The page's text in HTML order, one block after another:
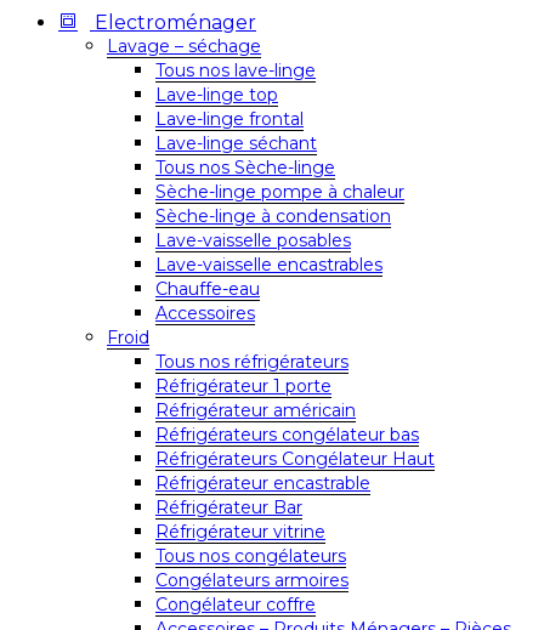
Electroménager
Lavage – séchage
Tous nos lave-linge
Lave-linge top
Lave-linge frontal
Lave-linge séchant
Tous nos Sèche-linge
Sèche-linge pompe à chaleur
Sèche-linge à condensation
Lave-vaisselle posables
Lave-vaisselle encastrables
Chauffe-eau
Accessoires
Froid
Tous nos réfrigérateurs
Réfrigérateur 1 porte
Réfrigérateur américain
Réfrigérateurs congélateur bas
Réfrigérateurs Congélateur Haut
Réfrigérateur encastrable
Réfrigérateur Bar
Réfrigérateur vitrine
Tous nos congélateurs
Congélateurs armoires
Congélateur coffre